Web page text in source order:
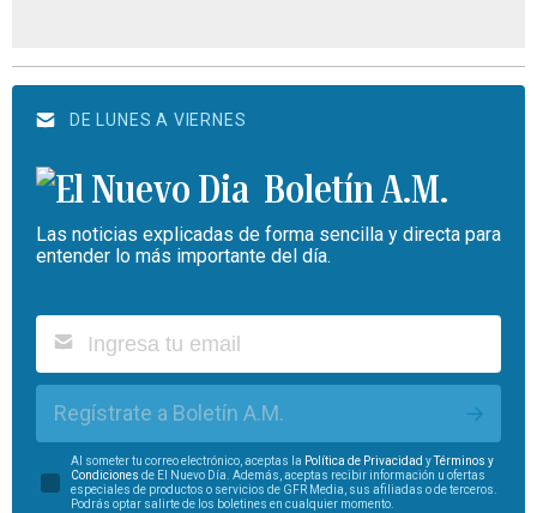
DE LUNES A VIERNES
Boletín A.M.
Las noticias explicadas de forma sencilla y directa para
entender lo más importante del día.
Regístrate a Boletín A.M.
Al someter tu correo electrónico, aceptas la Política de Privacidad yTérminos y
Condiciones de El Nuevo Día. Además, aceptas recibir información u ofertas
especiales de productos o servicios de GFR Media, sus afiliadas o de terceros.
Podrás optar salirte de los boletines en cualquier momento.